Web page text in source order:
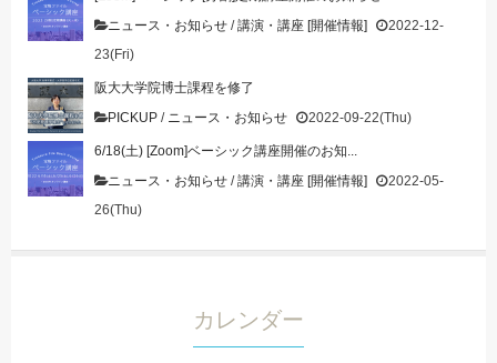
ニュース・お知らせ /講演・講座 [開催情報]
2022-12-
23(Fri)
阪大大学院博士課程を修了
PICKUP / ニュース・お知らせ 2022-09-22(Thu)
6/18(土) [Zoom]ベーシック講座開催のお知...
ニュース・お知らせ /講演・講座 [開催情報]
2022-05-
26(Thu)
カレンダー